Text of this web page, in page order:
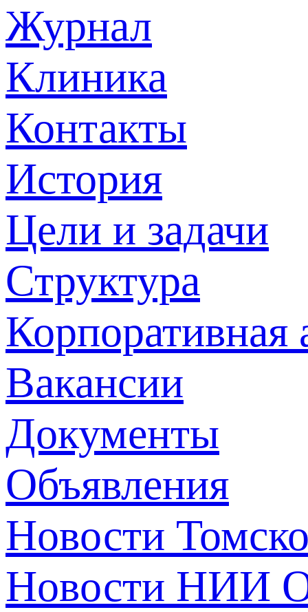
Журнал
Клиника
Контакты
История
Цели и задачи
Структура
Корпоративная
Вакансии
Документы
Объявления
Новости
Новости НИИ